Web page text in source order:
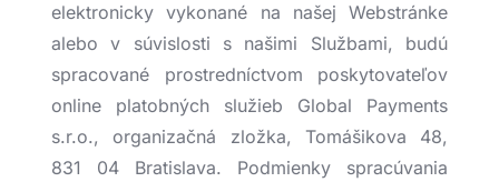
elektronicky vykonané na našej Webstránke
alebo v súvislosti s našimi Službami, budú
spracované prostredníctvom poskytovateľov
online platobných služieb Global Payments
s.r.o., organizačná zložka, Tomášikova 48,
831 04 Bratislava. Podmienky spracúvania